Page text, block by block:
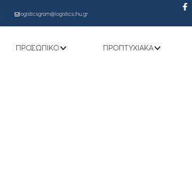
logisticsgram@logistics.ihu.gr
ΠΡΟΣΩΠΙΚΌ ΠΡΟΠΤΥΧΙΑΚΆ